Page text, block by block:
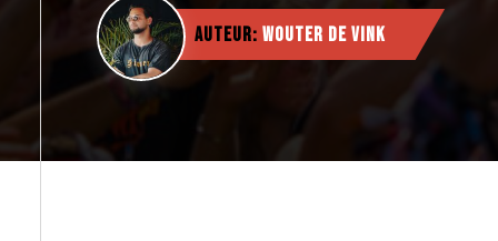
Auteur: Wouter de Vink